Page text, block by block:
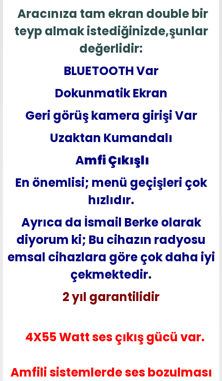
Aracınıza tam ekran double bir
teyp almak istediğinizde,şunlar
değerlidir:
BLUETOOTH Var
Dokunmatik Ekran
Geri görüş kamera girişi Var
Uzaktan Kumandalı
Amfi Çıkışlı
En önemlisi; menü geçişleri çok
hızlıdır.
Ayrıca da İsmail Berke olarak
diyorum ki; Bu cihazın radyosu
emsal cihazlara göre çok daha iyi
çekmektedir.
2 yıl garantilidir
4X55 Watt ses çıkış gücü var.
Amfili sistemlerde ses bozulması